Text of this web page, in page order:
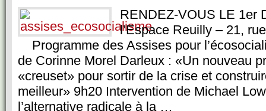
RENDEZ-VOUS LE 1er
l’Espace Reuilly – 21,
Programme des Assises pour
de Corinne Morel Darleux : «Un nouveau
«creuset» pour sortir de la crise et
meilleur» 9h20 Intervention de Michael
l’alternative radicale à la …